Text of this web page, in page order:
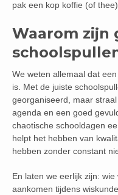
pak een kop koffie (of
Waarom zijn
We weten allemaal dat
is. Met de juiste
georganiseerd, maar
agenda en een goed
chaotische schooldagen
helpt het hebben van
hebben zonder constant
En laten we eerlijk zijn:
aankomen tijdens